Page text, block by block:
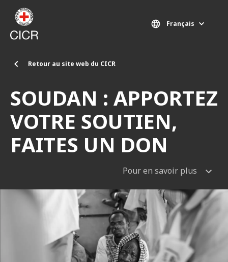
Aller au contenu principal
Retour au site web du CICR
Français
SOUDAN : APPORTEZ
VOTRE SOUTIEN,
FAITES UN DON
Pour en savoir plus